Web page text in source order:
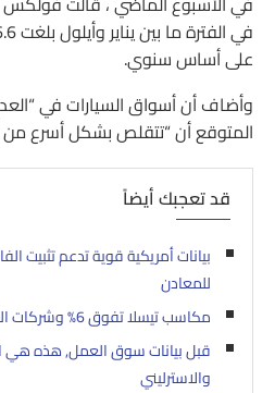
على أساس سنوي.
وأضاف أن أسواق السيارات في
المتوقع أن “تتقلص بشكل أسرع من
قد تعجبك أيضاً
بيانات أمريكية قوية تدعم تثبيت
للمعادن
مكاسب تيسلا تفوق 6% وشركات الطيران تواجه بوينج
قبل بيانات سوق العمل, هذه هي
والاسترليني